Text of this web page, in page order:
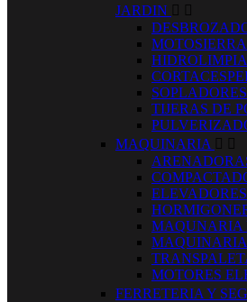
JARDIN  
SOPLADORES
TIJERAS DE
MAQUINARIA  
MAQUNARIA
MOTORES
FERRETERIA Y